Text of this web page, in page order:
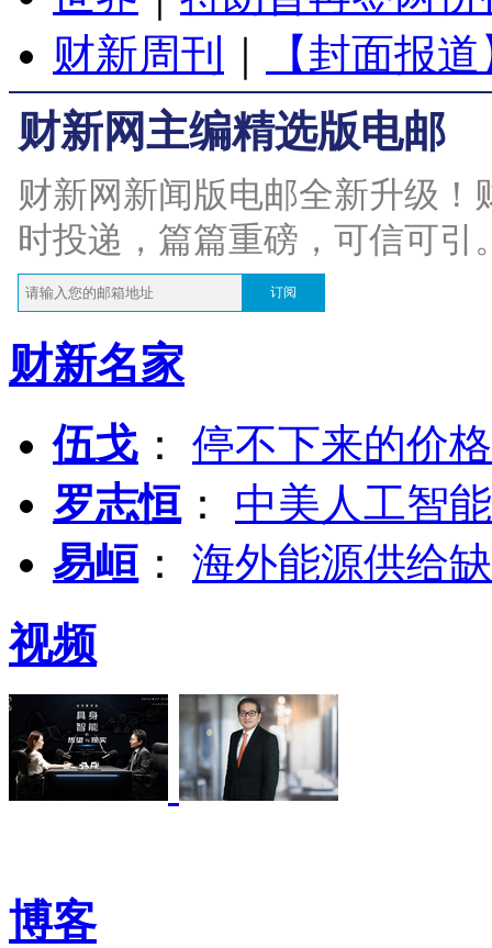
财新周刊
【封面报
财新网主编精选版电邮
财新网新闻版电邮全新升级
时投递，篇篇重磅，可信可引
订阅
财新名家
伍戈 ： 停不下来的价
罗志恒 ： 中美人工智
易峘 ： 海外能源供给
视频
博客